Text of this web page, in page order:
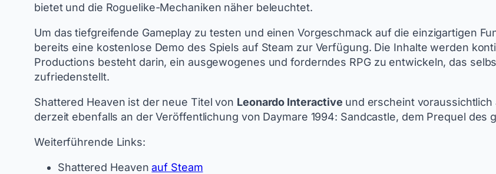
bietet und die Roguelike-Mechaniken näher beleuchtet.
Um das tiefgreifende Gameplay zu testen und einen Vorgeschmack auf die einzigartigen
bereits eine kostenlose Demo des Spiels auf Steam zur Verfügung. Die Inhalte werden
Productions besteht darin, ein ausgewogenes und forderndes RPG zu entwickeln, das
zufriedenstellt.
Shattered Heaven ist der neue Titel von Leonardo Interactive und erscheint voraussichtlich
derzeit ebenfalls an der Veröffentlichung von Daymare 1994: Sandcastle, dem Prequel des
Weiterführende Links:
Shattered Heavenauf Steam